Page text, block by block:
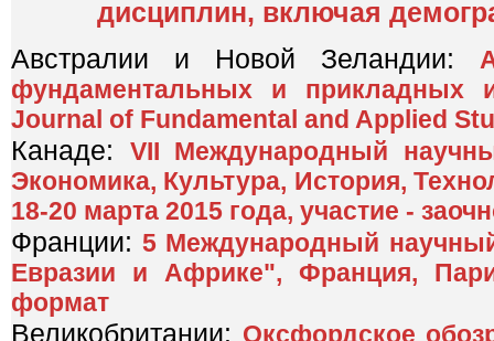
дисциплин, включая
Австралии и Новой Зеландии:
фундаментальных и прикладных
Journal of Fundamental and Applied
Канаде: VII Международный
Экономика, Культура, История,
18-20 марта 2015 года, участие -
Франции:5 Международный
Евразии и Африке", Франция,
формат
Великобритании: Оксфордское